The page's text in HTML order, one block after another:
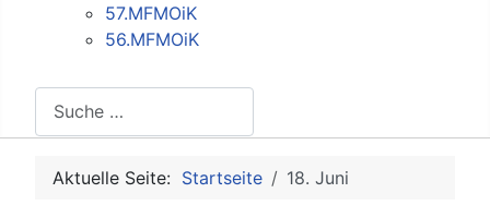
57.MFMOiK
56.MFMOiK
Aktuelle Seite: Startseite 18. Juni